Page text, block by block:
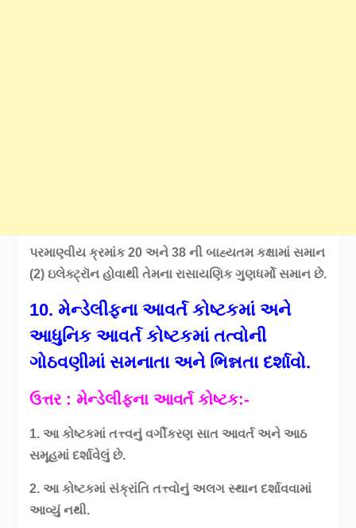
પરમાણ્વીય ક્રમાંક 20 અને 38 ની બાહ્યતમ કક્ષામાં સમાન
(2) ઇલેક્ટ્રૉન હોવાથી તેમના રાસાયણિક ગુણધર્મો સમાન છે.
10. મેન્ડેલીફના આવર્ત કોષ્ટકમાં અને
આધુનિક આવર્ત કોષ્ટકમાં તત્વોની
ગોઠવણીમાં સમનાતા અને ભિન્નતા દર્શાવો.
ઉત્તર : મેન્ડેલીફના આવર્ત કોષ્ટક:-
1. આ કોષ્ટકમાં તત્ત્વનું વર્ગીકરણ સાત આવર્ત અને આઠ
સમૂહમાં દર્શાવેલું છે.
2. આ કોષ્ટકમાં સંક્રાંતિ તત્ત્વોનું અલગ સ્થાન દર્શાવવામાં
આવ્યું નથી.